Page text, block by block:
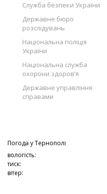
Служба безпеки України
Державне бюро
розслідувань
Національна поліція
України
Національна служба
охорони здоров’я
Державне управління
справами
Погода уТернополі
вологість:
тиск:
вітер: